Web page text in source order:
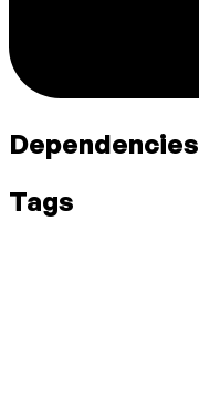
Dependencies
Tags